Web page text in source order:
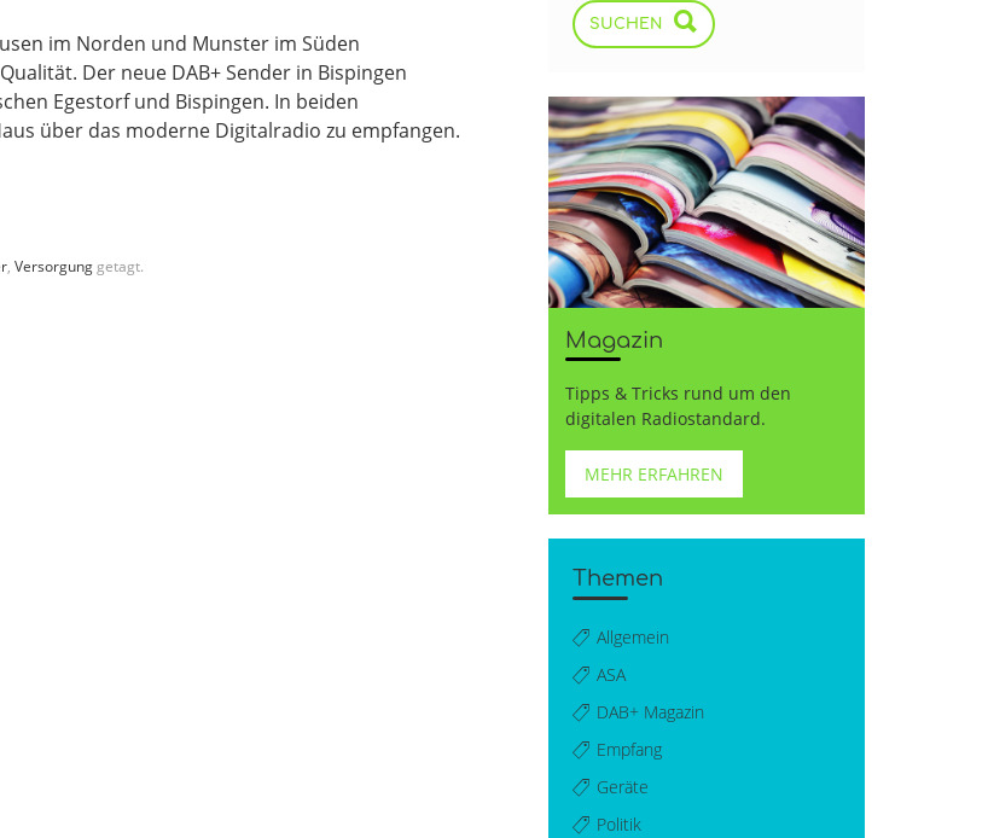
im Norden und Munster im Süden
Der neue DAB+ Sender in Bispingen
Egestorf und Bispingen. In beiden
über das moderne Digitalradio zu empfangen.
, Versorgung getagt.
SUCHEN
Magazin
Tipps & Tricks rund um den
digitalen Radiostandard.
MEHR ERFAHREN
Themen
Allgemein
ASA
DAB+ Magazin
Empfang
Geräte
Politik